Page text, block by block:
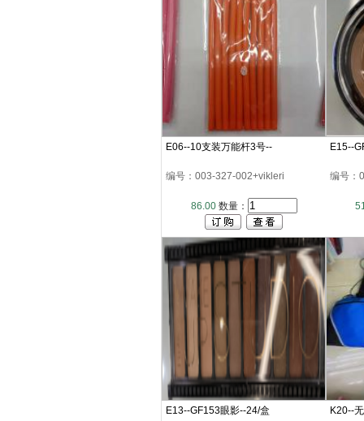
E06--10支装万能杆3号--
编号：003-327-002+vikleri
86.00数量：
E15--
编号：
E13--GF153眼影--24/盒 K20--